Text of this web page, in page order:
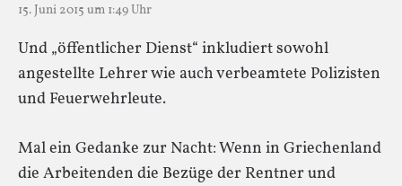
15. Juni 2015 um 1:49 Uhr
Und „öffentlicher Dienst“ inkludiert sowohl
angestellte Lehrer wie auch verbeamtete Polizisten
und Feuerwehrleute.
Mal ein Gedanke zur Nacht: Wenn in Griechenland
die Arbeitenden die Bezüge der Rentner und